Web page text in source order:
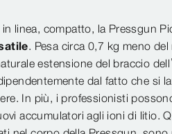
linea, compatto, la Pressgun
. Pesa circa 0,7 kg meno
estensione del braccio
dal fatto che si
In più, i professionisti
accumulatori agli ioni di litio.